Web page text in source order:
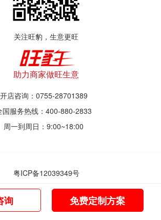
关注旺豹，生意更旺
助力商家做旺生意
开店咨询：0755-28701389
国服务热线：400-880-2833
周一到周日：9:00~18:00
粤ICP备12039349号
深圳市旺豹智能商业服务有限公司
询 免费定制方案